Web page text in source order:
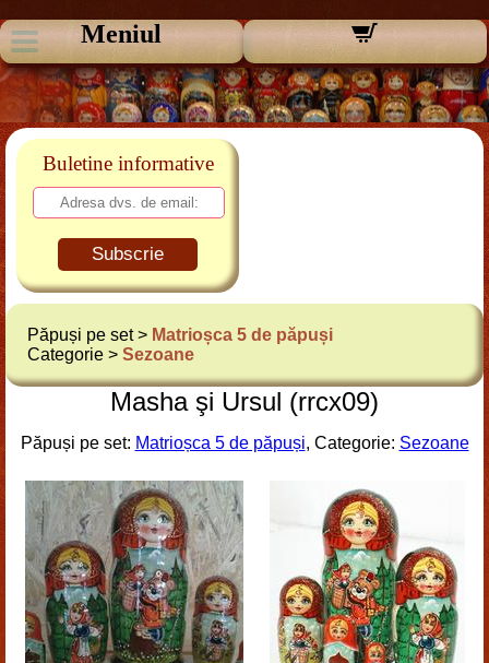
Meniul
Buletine informative
Subscrie
Păpuși pe set > Matrioșca 5 de păpuși
Categorie > Sezoane
Masha şi Ursul (rrcx09)
Păpuși pe set: Matrioșca 5 de păpuși, Categorie: Sezoane